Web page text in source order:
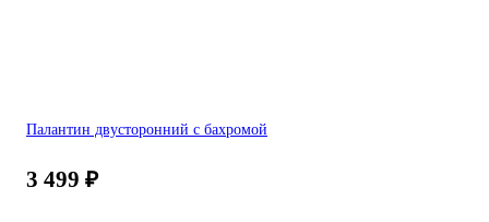
Палантин двусторонний с бахромой
3 499 ₽